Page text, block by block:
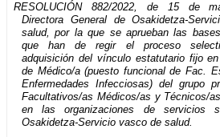
RESOLUCIÓN 882/2022, de 15 de
Directora General de Osakidetza-
salud, por la que se aprueban las
que han de regir el proceso
adquisición del vínculo estatutario fijo
de Médico/a (puesto funcional de Fac.
Enfermedades Infecciosas) del grupo
Facultativos/as Médicos/as y Técnicos/
en las organizaciones de servicios
Osakidetza-Servicio vasco de salud.